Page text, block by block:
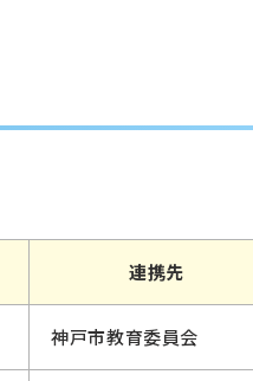
連携先
神戸市教育委員会